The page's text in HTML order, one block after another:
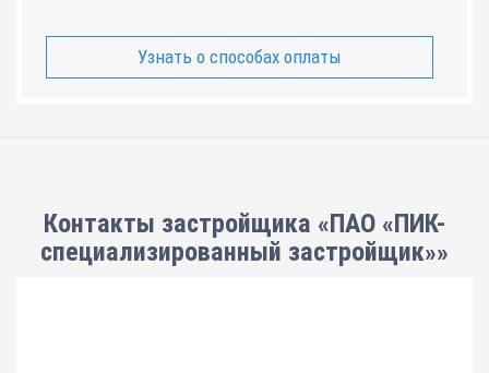
Узнать о способах оплаты
Контакты застройщика «ПАО «ПИК-
специализированный застройщик»»